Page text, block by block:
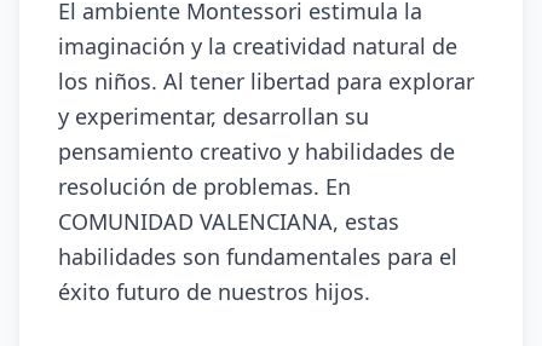
El ambiente Montessori estimula la
imaginación y la creatividad natural de
los niños. Al tener libertad para explorar
y experimentar, desarrollan su
pensamiento creativo y habilidades de
resolución de problemas. En
COMUNIDAD VALENCIANA, estas
habilidades son fundamentales para el
éxito futuro de nuestros hijos.